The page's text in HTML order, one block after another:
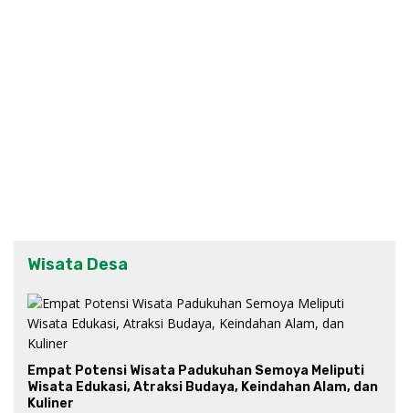
Wisata Desa
Empat Potensi Wisata Padukuhan Semoya Meliputi
Wisata Edukasi, Atraksi Budaya, Keindahan Alam, dan
Kuliner